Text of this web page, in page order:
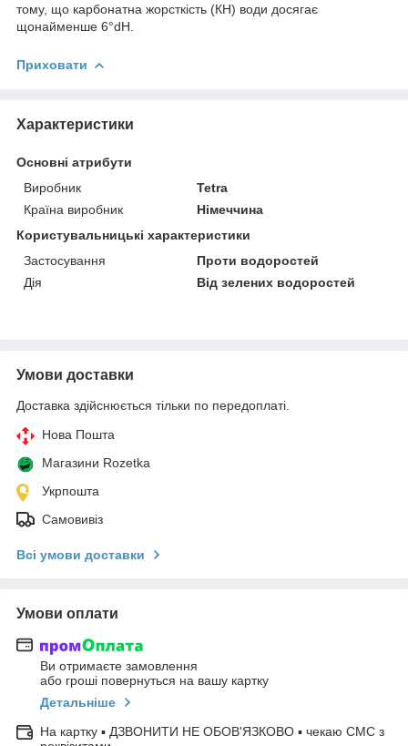
тому, що карбонатна жорсткість (КН) води досягає
щонайменше 6°dH.
Приховати
Характеристики
Основні атрибути
Виробник
Tetra
Країна виробник
Німеччина
Користувальницькі характеристики
Застосування
Проти водоростей
Дія
Від зелених водоростей
Умови доставки
Доставка здійснюється тільки по передоплаті.
Нова Пошта
Магазини Rozetka
Укрпошта
Самовивіз
Всі умови доставки
Умови оплати
Ви отримаєте замовлення
або гроші повернуться на вашу картку
Детальніше
На картку ▪ ДЗВОНИТИ НЕ ОБОВ'ЯЗКОВО ▪ чекаю СМС з